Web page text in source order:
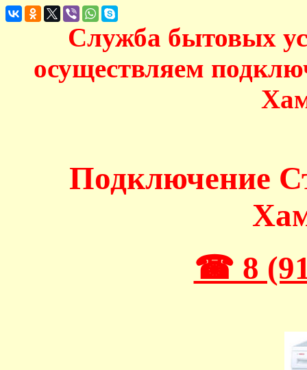
Служба бытовых
осуществляем
Подключение
☎ 8